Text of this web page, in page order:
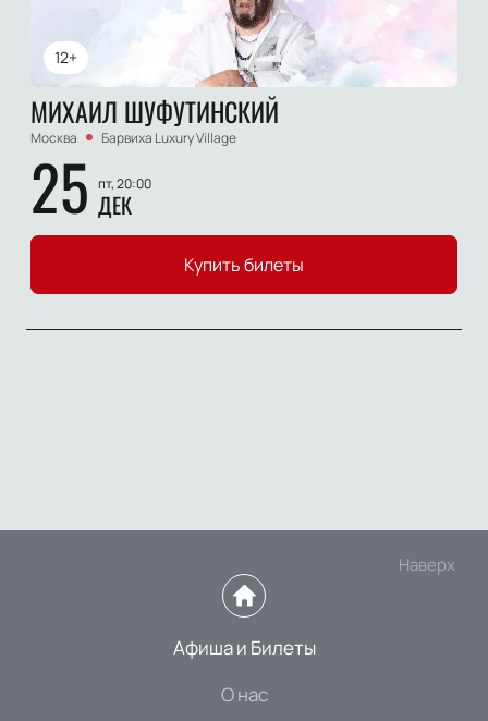
12+
МИХАИЛ ШУФУТИНСКИЙ
Москва Барвиха Luxury Village
25 пт, 20:00
ДЕК
Купить билеты
Наверх
Афиша и Билеты
О нас